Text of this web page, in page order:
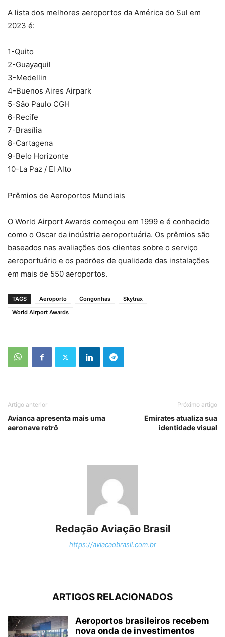
A lista dos melhores aeroportos da América do Sul em
2023 é:
1-Quito
2-Guayaquil
3-Medellin
4-Buenos Aires Airpark
5-São Paulo CGH
6-Recife
7-Brasília
8-Cartagena
9-Belo Horizonte
10-La Paz / El Alto
Prêmios de Aeroportos Mundiais
O World Airport Awards começou em 1999 e é conhecido
como o Oscar da indústria aeroportuária. Os prêmios são
baseados nas avaliações dos clientes sobre o serviço
aeroportuário e os padrões de qualidade das instalações
em mais de 550 aeroportos.
TAGS Aeroporto Congonhas
Skytrax
World Airport Awards
Artigo anterior
Avianca apresenta mais uma
aeronave retrô
Próximo artigo
Emirates atualiza sua
identidade visual
Redação Aviação Brasil
https://aviacaobrasil.com.br
ARTIGOS RELACIONADOS
Aeroportos brasileiros recebem
nova onda de investimentos